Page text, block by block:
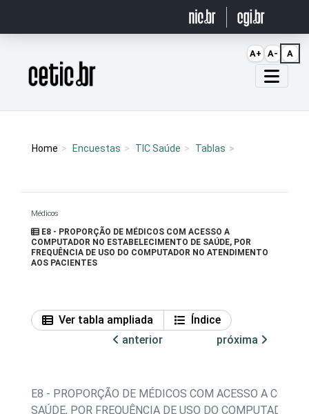
Página inicial
Home Encuestas TIC Saúde Tablas
Médicos
E8 - PROPORÇÃO DE MÉDICOS COM ACESSO A
COMPUTADOR NO ESTABELECIMENTO DE SAÚDE, POR
FREQUÊNCIA DE USO DO COMPUTADOR NO ATENDIMENTO
AOS PACIENTES
Ver tabla ampliada
Índice
anterior
próxima
E8 - PROPORÇÃO DE MÉDICOS COM ACESSO A
SAÚDE, POR FREQUÊNCIA DE USO DO COMPUTADOR
A+ A- A